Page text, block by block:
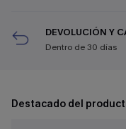
DEVOLUCIÓN Y
Dentro de 30 días
Destacado del